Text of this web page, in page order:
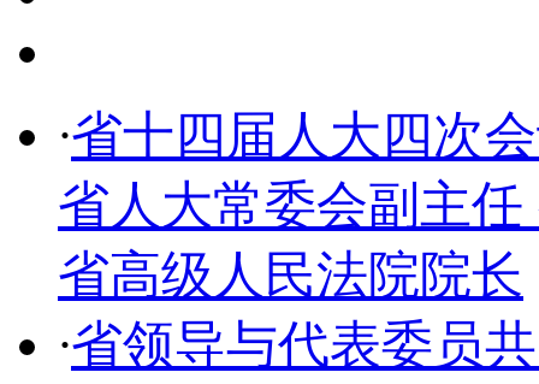
·省十四届人大四次
省人大常委会副主
省高级人民法院院长
·省领导与代表委员